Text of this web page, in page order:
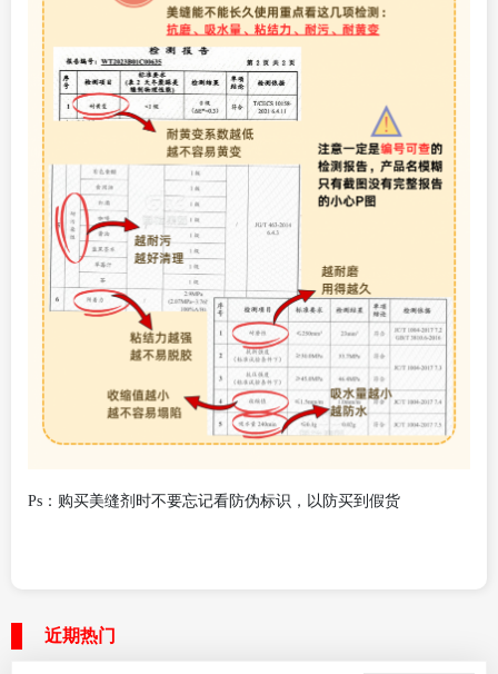
Ps：购买美缝剂时不要忘记看防伪标识，以防买到假货
近期热门